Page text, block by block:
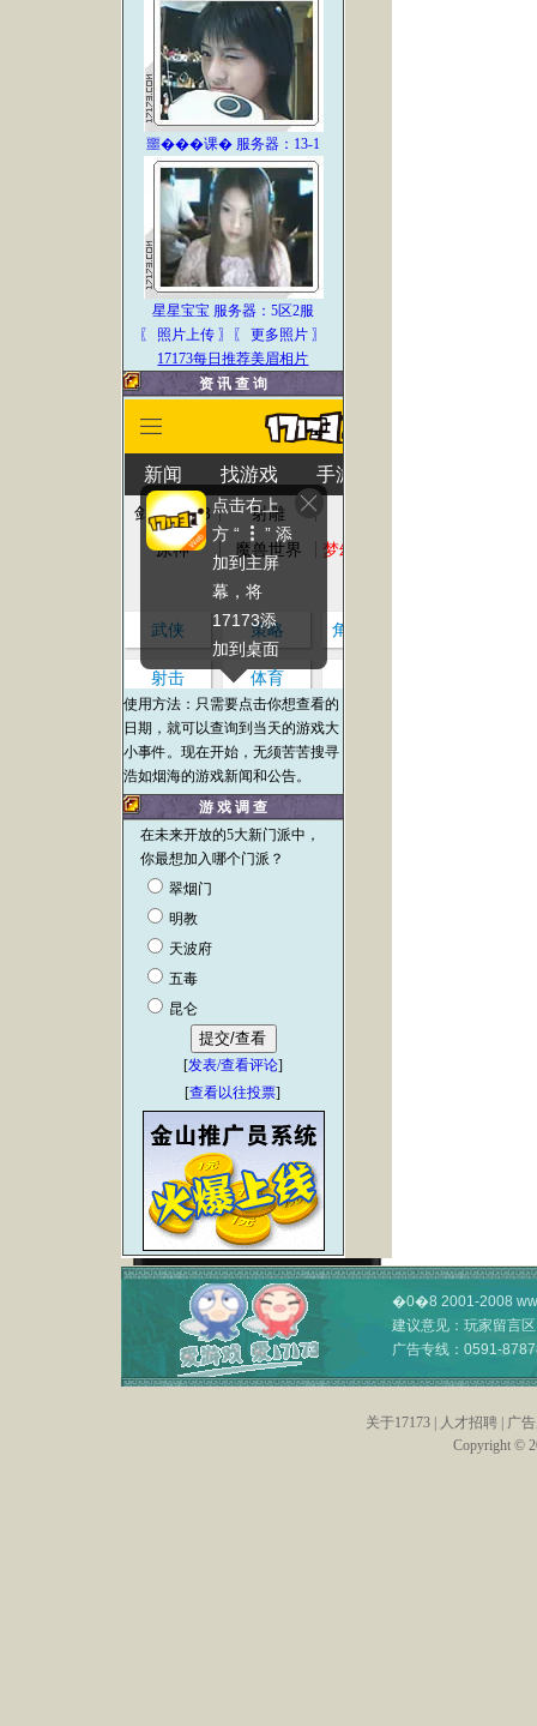
噩���课� 服务器：13-1
星星宝宝 服务器：5区2服
〖 照片上传 〗
〖 更多照片 〗
17173每日推荐美眉相片
资 讯 查 询
使用方法：只需要点击你想查看的
日期，就可以查询到当天的游戏大
小事件。现在开始，无须苦苦搜寻
浩如烟海的游戏新闻和公告。
游 戏 调 查
在未来开放的5大新门派中，
你最想加入哪个门派？
翠烟门
明教
天波府
五毒
昆仑
[发表/查看评论]
[查看以往投票]
�0�8 2001-2008
建议意见： 玩家留言区
广告专线： 0591-
关于17173 人才招聘
广
Copyright ©